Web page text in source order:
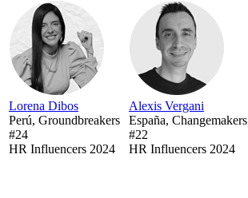
Lorena Dibos
Perú, Groundbreakers
#24
HR Influencers 2024
Alexis Vergani
España, Changemakers
#22
HR Influencers 2024